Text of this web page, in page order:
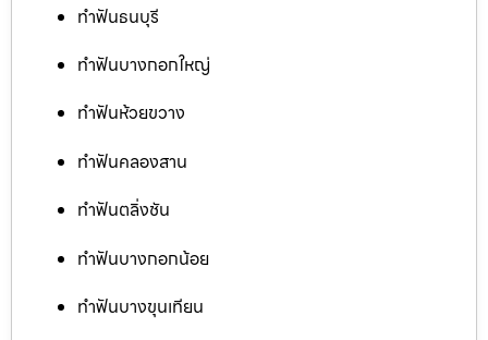
ทำฟันธนบุรี
ทำฟันบางกอกใหญ่
ทำฟันห้วยขวาง
ทำฟันคลองสาน
ทำฟันตลิ่งชัน
ทำฟันบางกอกน้อย
ทำฟันบางขุนเทียน